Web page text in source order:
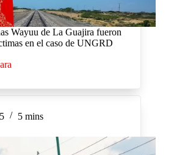
Wayuu de La Guajira fueron
en el caso de UNGRD
5 mins